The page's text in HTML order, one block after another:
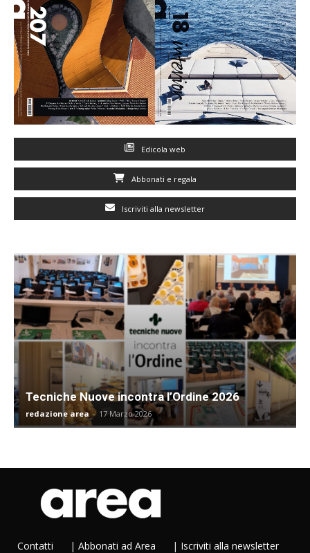
Edicola web
Abbonati e regala
Iscriviti alla newsletter
Tecniche Nuove incontra l’Ordine 2026
redazione area - 17 Marzo 2026
Contatti | Abbonati ad Area | Iscriviti alla newsletter